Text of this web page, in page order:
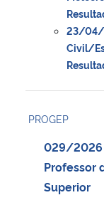
23/04/
Civil/
PROGEP
029/2026
Professor
Superior